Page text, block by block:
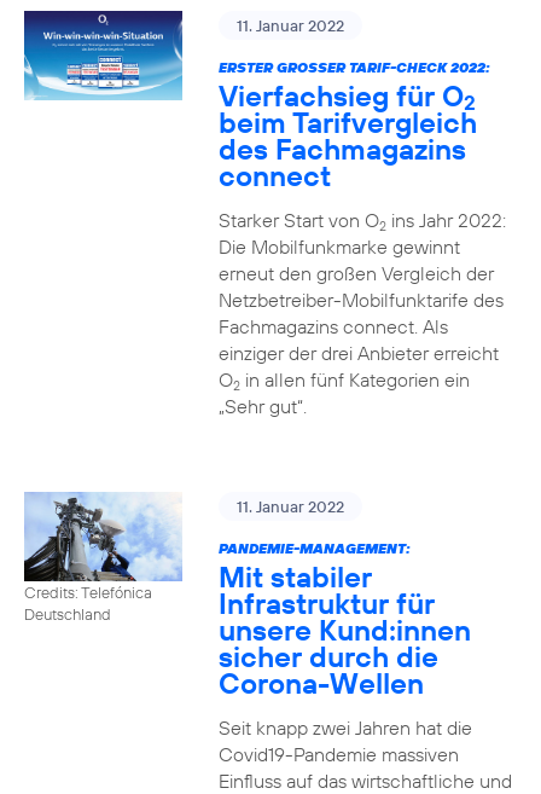
11. Januar 2022
ERSTER GROSSER TARIF-CHECK 2022:
Vierfachsieg für O2
beim Tarifvergleich
des Fachmagazins
connect
Starker Start von O2ins Jahr 2022:
Die Mobilfunkmarke gewinnt
erneut den großen Vergleich der
Netzbetreiber-Mobilfunktarife des
Fachmagazins connect. Als
einziger der drei Anbieter erreicht
O2in allen fünf Kategorien ein
„Sehr gut“.
Credits: Telefónica
Deutschland
11. Januar 2022
PANDEMIE-MANAGEMENT:
Mit stabiler
Infrastruktur für
unsere Kund:innen
sicher durch die
Corona-Wellen
Seit knapp zwei Jahren hat die
Covid19-Pandemie massiven
Einfluss auf das wirtschaftliche und